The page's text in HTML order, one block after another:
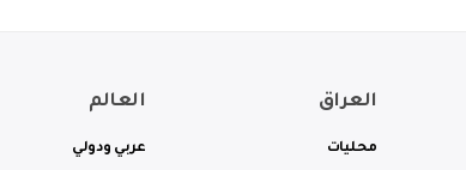
العراق
محليات
العالم
عربي ودولي